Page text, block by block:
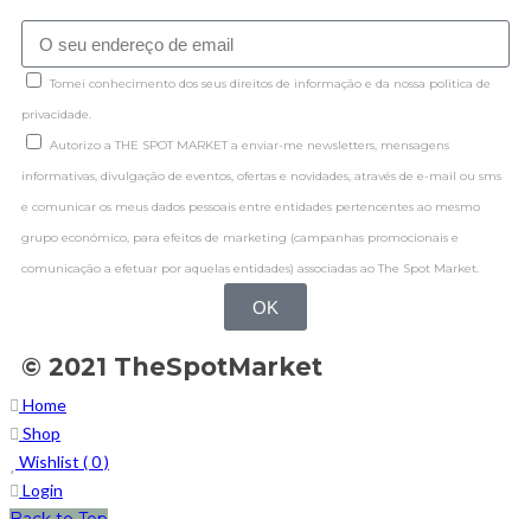
Tomei conhecimento dos seus direitos de informação e da nossa politica de
privacidade.
Autorizo a THE SPOT MARKET a enviar-me newsletters, mensagens
informativas, divulgação de eventos, ofertas e novidades, através de e-mail ou sms
e comunicar os meus dados pessoais entre entidades pertencentes ao mesmo
grupo económico, para efeitos de marketing (campanhas promocionais e
comunicação a efetuar por aquelas entidades) associadas ao The Spot Market.
OK
© 2021 TheSpotMarket
Home
Shop
Wishlist (0)
Login